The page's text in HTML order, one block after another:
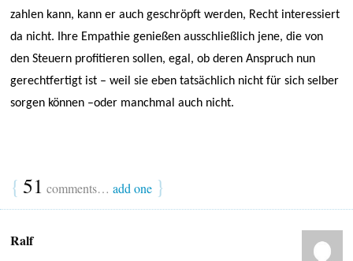
zahlen kann, kann er auch geschröpft werden, Recht interessiert
da nicht. Ihre Empathie genießen ausschließlich jene, die von
den Steuern profitieren sollen, egal, ob deren Anspruch nun
gerechtfertigt ist – weil sie eben tatsächlich nicht für sich selber
sorgen können –oder manchmal auch nicht.
{ 51 comments… add one }
Ralf